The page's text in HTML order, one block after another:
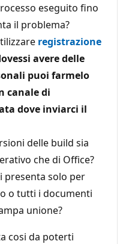
eseguito fino
il problema?
registrazione
avere delle
puoi farmelo
canale di
dove inviarci il
delle build sia
che di Office?
presenta solo per
o tutti i documenti
unione?
cosi da poterti